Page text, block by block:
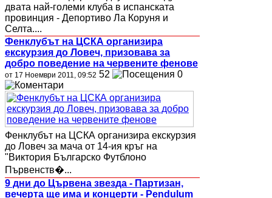
двата най-големи клуба в испанската
провинция - Депортиво Ла Коруня и
Селта....
Фенклубът на ЦСКА организира
екскурзия до Ловеч, призовава за
добро поведение на червените фенове
от 17 Ноември 2011, 09:52 52 0
Фенклубът на ЦСКА организира екскурзия
до Ловеч за мача от 14-ия кръг на
"Виктория Българско Футблоно
Първенств�...
9 дни до Цървена звезда - Партизан,
вечерта ще има и концерти - Pendulum